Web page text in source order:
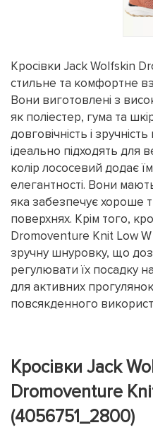
Кросівки Jack Wolfskin
стильне та комфортне
Вони виготовлені з
як поліестер, гума та
довговічність і
ідеально підходять для
колір лососевий додає
елегантності. Вони
яка забезпечує хороше
поверхнях. Крім того,
Dromoventure Knit Low
зручну шнуровку, що
регулювати їх посадку
для активних
повсякденного
Кросівки Jack
Dromoventure
(4056751_2800)